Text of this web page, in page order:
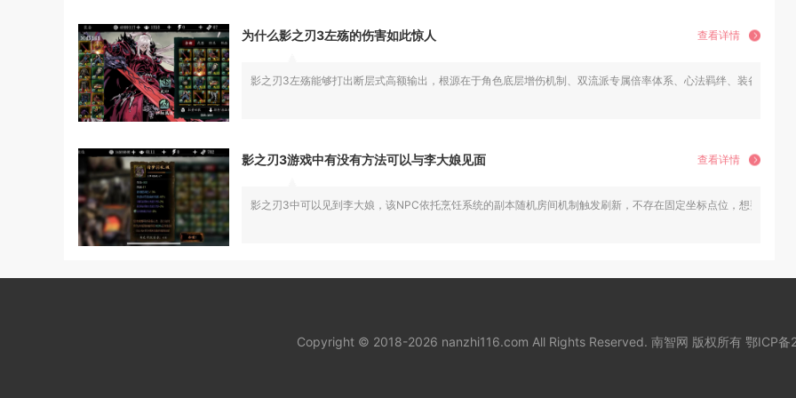
为什么影之刃3左殇的伤害如此惊人 查看详情
影之刃3左殇能够打出断层式高额输出，根源在于角色底层增伤机制、双流派专属倍率体系、心法羁绊、装备套装
影之刃3游戏中有没有方法可以与李大娘见面 查看详情
影之刃3中可以见到李大娘，该NPC依托烹饪系统的副本随机房间机制触发刷新，不存在固定坐标点位，想要稳定
Copyright © 2018-2026 nanzhi116.com All Rights Reserved. 南智网 版权所有 鄂ICP